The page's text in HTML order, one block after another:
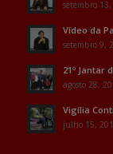
setembro
Vídeo da
setembro 9,
21º Jantar
agosto 28,
Vigília
julho 15,